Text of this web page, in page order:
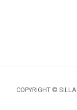
COPYRIGHT ©